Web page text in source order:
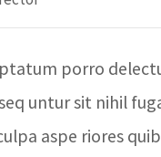
porro
untur sit nihil
aspe riores